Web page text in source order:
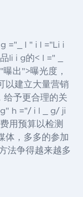
="_ l " i l ="Li i
li i g的< l =" _
出">曝光度，
以建立大量营销
给予更合理的关
h ="/ i l _ g/ ji
费用预算以检测
体，多多的参加
法争得越来越多